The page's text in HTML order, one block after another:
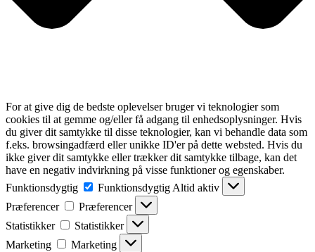
For at give dig de bedste oplevelser bruger vi teknologier som
cookies til at gemme og/eller få adgang til enhedsoplysninger. Hvis
du giver dit samtykke til disse teknologier, kan vi behandle data som
f.eks. browsingadfærd eller unikke ID'er på dette websted. Hvis du
ikke giver dit samtykke eller trækker dit samtykke tilbage, kan det
have en negativ indvirkning på visse funktioner og egenskaber.
Funktionsdygtig
Funktionsdygtig Altid aktiv
Præferencer
Præferencer
Statistikker
Statistikker
Marketing
Marketing